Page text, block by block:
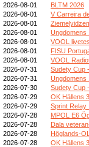
2026-08-01
BLTM 2026
2026-08-01
V Carreira
2026-08-01
2026-08-01
Ungdomens
2026-08-01
VOOL
2026-08-01
FISU
2026-08-01
VOOL
2026-07-31
Sudety Cup
2026-07-31
Ungdomens
2026-07-30
Sudety Cup
2026-07-29
OK Hällens
2026-07-29
Sprint Relay
2026-07-28
MPOL E6
2026-07-28
Dala
2026-07-28
Höglands-
2026-07-28
OK Hällens